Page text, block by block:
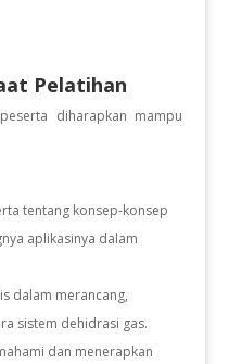
Pelatihan
diharapkan mampu
tentang konsep-konsep
aplikasinya dalam
dalam merancang,
sistem dehidrasi gas.
dan menerapkan